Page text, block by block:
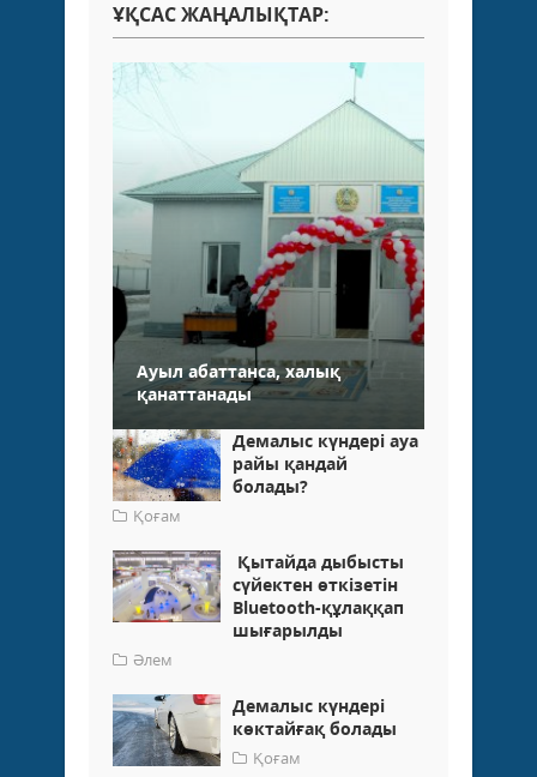
ҰҚСАС ЖАҢАЛЫҚТАР:
Ауыл абаттанса, халық
қанаттанады
Демалыс күндері ауа
райы қандай
болады?
Қоғам
Қытайда дыбысты
сүйектен өткізетін
Bluetooth-құлаққап
шығарылды
Әлем
Демалыс күндері
көктайғақ болады
Қоғам